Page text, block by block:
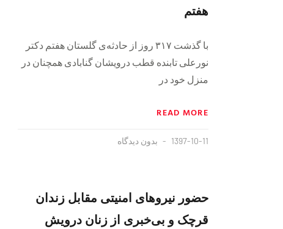
هفتم
با گذشت ۳۱۷ روز از حادثه‌ی گلستان هفتم دکتر
نورعلی تابنده قطب درویشان گنابادی همچنان در
منزل خود در
READ MORE
1397-10-11 بدون دیدگاه
حضور نیروهای امنیتی مقابل زندان
قرچک و بی‌خبری از زنان درویش